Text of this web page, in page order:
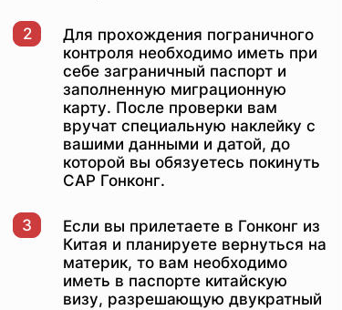
2
Для прохождения пограничного
контроля необходимо иметь при
себе заграничный паспорт и
заполненную миграционную
карту. После проверки вам
вручат специальную наклейку с
вашими данными и датой, до
которой вы обязуетесь покинуть
САР Гонконг.
3
Если вы прилетаете в Гонконг из
Китая и планируете вернуться на
материк, то вам необходимо
иметь в паспорте китайскую
визу, разрешающую двукратный